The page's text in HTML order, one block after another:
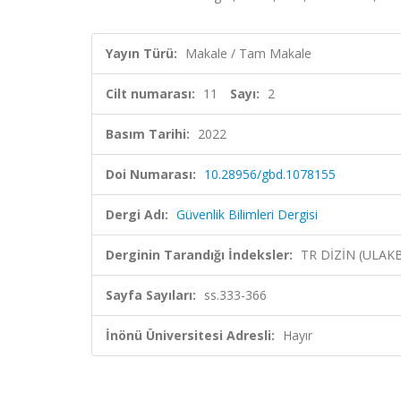
Yayın Türü: Makale / Tam Makale
Cilt numarası: 11 Sayı: 2
Basım Tarihi: 2022
Doi Numarası: 10.28956/gbd.1078155
Dergi Adı: Güvenlik Bilimleri Dergisi
Derginin Tarandığı İndeksler: TR DİZİN
Sayfa Sayıları: ss.333-366
İnönü Üniversitesi Adresli: Hayır